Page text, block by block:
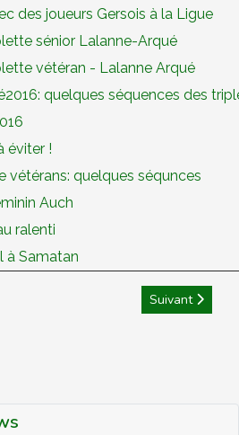
des joueurs Gersois à la Ligue
sénior Lalanne-Arqué
vétéran - Lalanne Arqué
quelques séquences des
éviter !
vétérans: quelques séqunces
Auch
ralenti
à Samatan
et arbitrage Article suivant
Suivant